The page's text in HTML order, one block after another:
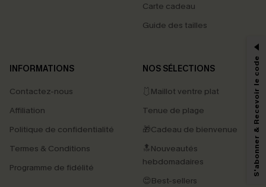
Carte cadeau
Guide des tailles
INFORMATIONS
Contactez-nous
Affiliation
Politique de confidentialité
Termes & Conditions
Programme de fidélité
NOS SÉLECTIONS
🩱Maillot ventre plat
Tenue de plage
🎁Cadeau de bienvenue
🔝Nouveautés
hebdomadaires
😍Best-sellers
PROFITEZ DE -15%
marketing (y compris du contenu généré par l'IA) de Cupshe et
pouvons utiliser les données collectées sur notre site ainsi que des
savoir si ceux-ci ont été ouverts, de mesurer votre engagement, de
personnaliser nos contenus et nos offres, et de vous recommander des
produits susceptibles de vous intéresser, conformément à notre
Politique de
. Vous pouvez vous désabonner à tout moment.
S'abonner & Recevoir le code